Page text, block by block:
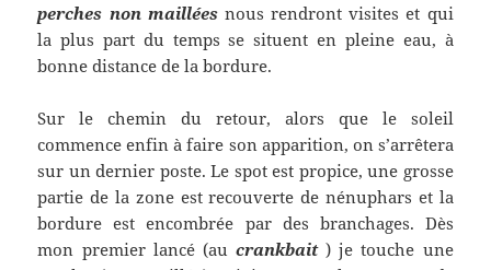
perches non mailléesnous rendront visites et qui
la plus part du temps se situent en pleine eau, à
bonne distance de la bordure.
Sur le chemin du retour, alors que le soleil
commence enfin à faire son apparition, on s’arrêtera
sur un dernier poste. Le spot est propice, une grosse
partie de la zone est recouverte de nénuphars et la
bordure est encombrée par des branchages. Dès
mon premier lancé (au crankbait ) je touche une